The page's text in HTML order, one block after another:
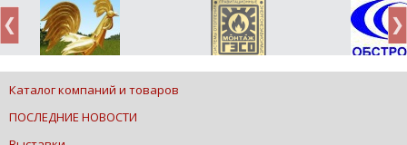
Каталог компаний и товаров
ПОСЛЕДНИЕ НОВОСТИ